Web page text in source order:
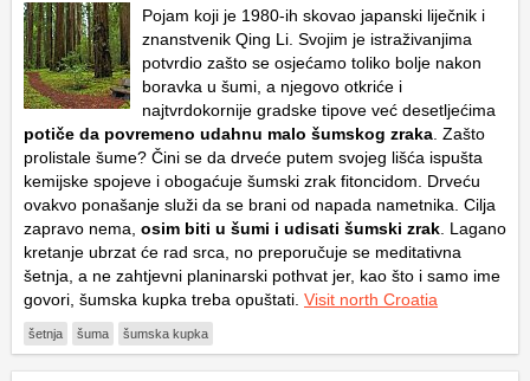
Pojam koji je 1980-ih skovao japanski liječnik i
znanstvenik Qing Li. Svojim je istraživanjima
potvrdio zašto se osjećamo toliko bolje nakon
boravka u šumi, a njegovo otkriće i
najtvrdokornije gradske tipove već desetljećima
potiče da povremeno udahnu malo šumskog zraka . Zašto
prolistale šume? Čini se da drveće putem svojeg lišća ispušta
kemijske spojeve i obogaćuje šumski zrak fitoncidom. Drveću
ovakvo ponašanje služi da se brani od napada nametnika. Cilja
zapravo nema, osim biti u šumi i udisati šumski zrak . Lagano
kretanje ubrzat će rad srca, no preporučuje se meditativna
šetnja, a ne zahtjevni planinarski pothvat jer, kao što i samo ime
govori, šumska kupka treba opuštati. Visit north Croatia
šetnja šuma šumska kupka